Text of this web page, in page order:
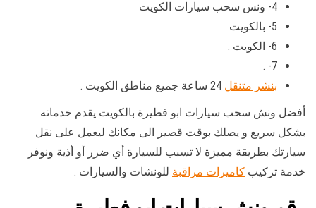
4- ونس سحب سيارات الكويت
5- بالكويت
6- الكويت .
7- .
بنشر متنقل
أفضل ونش سحب سيارات ابو فطيرة بالكويت يقدم خدماته
بشكل سريع و يصلك بوقت قصير الى مكانك ليعمل على نقل
سيارتك بطريقة مميزة لا تسبب للسيارة أي ضرر أو أذية ونوفر
خدمة تركيب كاميرات مراقبة للونشات والسيارات .